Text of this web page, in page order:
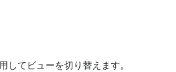
てビューを切り替えます。